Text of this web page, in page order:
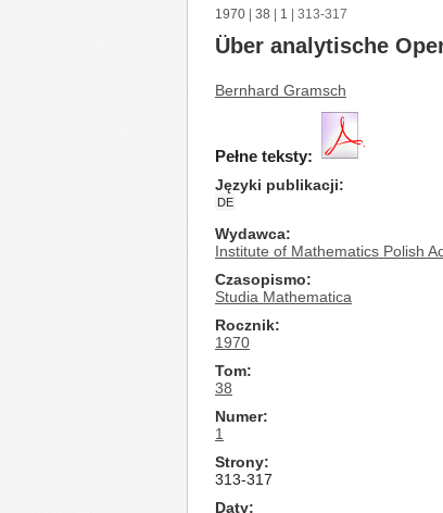
1970 38 1 | 313-317
Über analytische
Bernhard Gramsch
Pełne teksty:
Języki publikacji
DE
Wydawca
Institute of Mathematics Polish
Czasopismo
Studia Mathematica
Rocznik
1970
Tom
38
Numer
1
Strony
313-317
Daty